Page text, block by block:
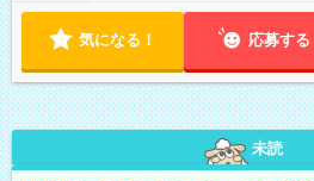
気になる！ 応募する
未読